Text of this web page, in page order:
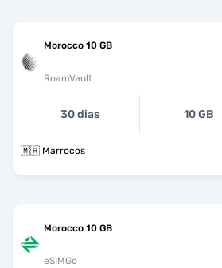
Morocco 10 GB
RoamVault
30 dias 10 GB
🇲🇦 Marrocos
Morocco 10 GB
eSIMGo